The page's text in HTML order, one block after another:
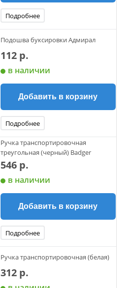
Подробнее
Подошва буксировки Адмирал
112 р.
в наличии
Добавить в корзину
Подробнее
Ручка транспортировочная
треугольная (черный) Badger
546 р.
в наличии
Добавить в корзину
Подробнее
Ручка транспортировочная (белая)
312 р.